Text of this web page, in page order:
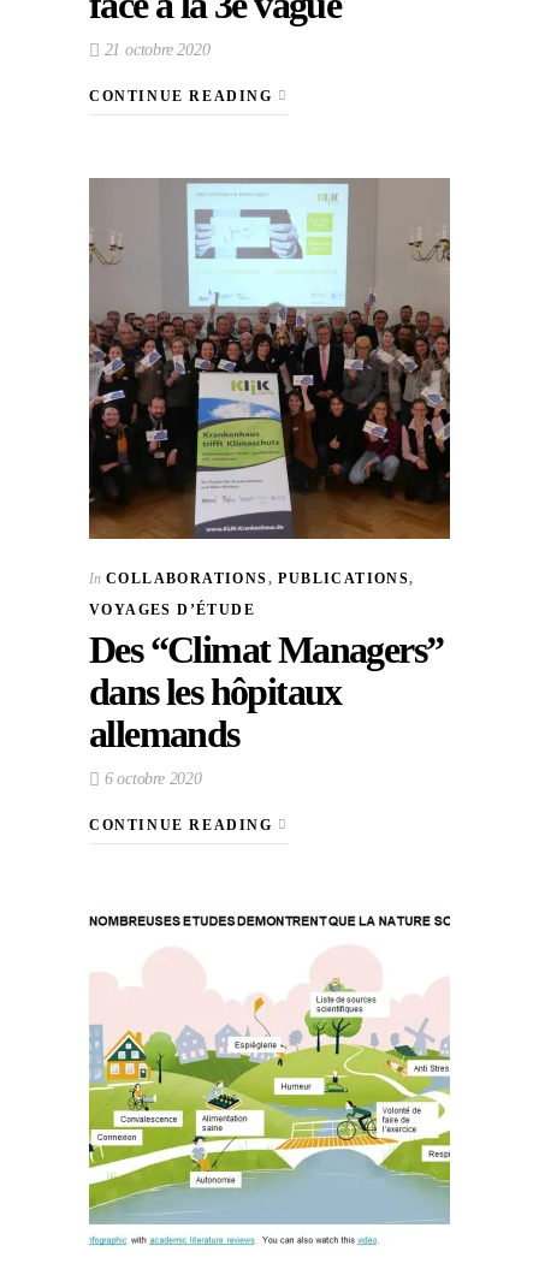
21 octobre 2020
CONTINUE READING
In COLLABORATIONS,PUBLICATIONS,
VOYAGES D’ÉTUDE
Des “Climat Managers”
dans les hôpitaux
allemands
6 octobre 2020
CONTINUE READING